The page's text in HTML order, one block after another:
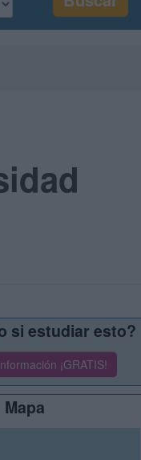
si estudiar esto?
¡GRATIS!
Mapa